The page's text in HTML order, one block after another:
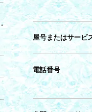
屋号またはサービ
電話番号